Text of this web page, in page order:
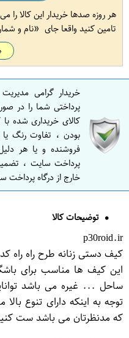
هر روزه صدها خریدار این کالا را
تامین کنید واقعا جای
نام و
خریدار گرامی
پرداختی شما را در
کالای خریداری شده
بودن ، تفاوت رنگ
فروشنده و یا هر
پرداخت سایت ،
خارج از درگاه پرداخت
توضیحات کالا
p30roid.ir
کیف دستی زنانه طرح راه راه کد 105000
این کیف ها مناسب برای
توجه به اینکه دارای تنوع
که مدنظرتان می باشد ست